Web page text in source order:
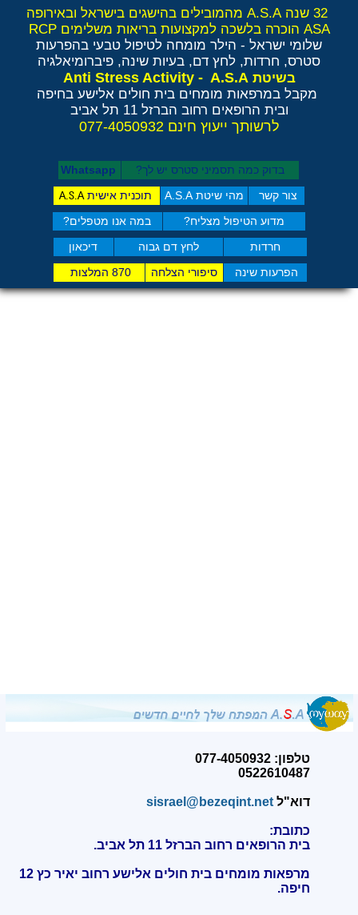
צור קשר מהי שיטת A.S.A תוכנית אישיתA.S.A
חרדות לחץ דם גבוה דיכאון
מדוע הטיפול מצליח? במה אנו מטפלים?
הפרעות שינה סיפורי הצלחה 870 המלצות
בדוק כמה תסמיני סט​רס יש לך? Whatsapp
32 שנה A.S.A מהמובילים בהישגים בישראל ובאירופה
ASA הוכרה בלשכה למקצועות בריאות משלימים RCP
שלומי ישראל - הילר מומחה לטיפול טבעי בהפרעות
סטרס, חרדות, לחץ דם, בעיות שינה, פיברומיאלגיה
בשיטת Anti Stress Activity - A.S.A
מקבל במרפאות מומחים בית חולים אלישע בחיפה
ובית הרופאים רחוב הברזל 11 תל אביב
לרשותך ייעוץ חינם 077-4050932
טלפון: 077-4050932
0522610487
דוא"לsisrael@bezeqint.net
כתובת:
בית הרופאים רחוב הברזל 11 תל אביב.
מרפאות מומחים בית חולים אלישע רחוב יאיר כץ 12
חיפה.